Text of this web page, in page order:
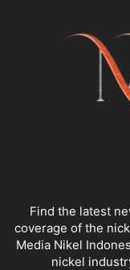
Find the latest
coverage of the
Media Nikel
nickel